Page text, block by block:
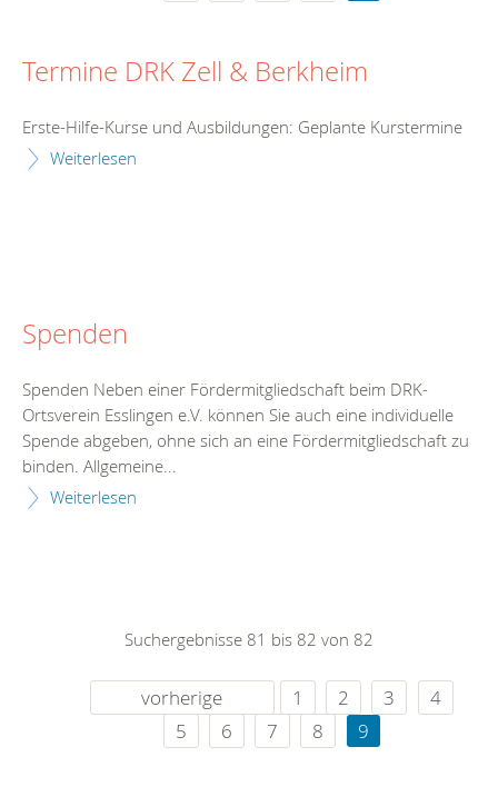
Termine DRK Zell & Berkheim
Erste-Hilfe-Kurse und Ausbildungen: Geplante Kurstermine
Weiterlesen
Spenden
Spenden Neben einer Fördermitgliedschaft beim DRK-
Ortsverein Esslingen e.V. können Sie auch eine individuelle
Spende abgeben, ohne sich an eine Fördermitgliedschaft zu
binden. Allgemeine...
Weiterlesen
Suchergebnisse 81 bis 82 von 82
vorherige 1 2 3
4
5
6 7 8 9